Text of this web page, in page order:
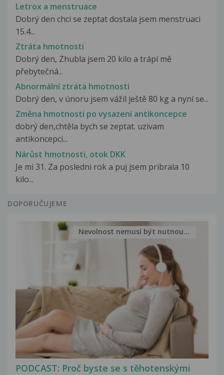
Letrox a menstruace
Dobrý den chci se zeptat dostala jsem menstruaci
15.4...
Ztráta hmotnosti
Dobrý den, Zhubla jsem 20 kilo a trápí mě
přebytečná...
Abnormální ztráta hmotnosti
Dobrý den, v únoru jsem vážil ještě 80 kg a nyní se...
Změna hmotnosti po vysazení antikoncepce
dobrý den,chtěla bych se zeptat. uzivam
antikoncepci...
Nárůst hmotnosti, otok DKK
Je mi 31. Za posledni rok a puj jsem pribrala 10
kilo...
DOPORUČUJEME
PODCAST: Proč byste se s těhotenskými
Nevolnost nemusí být nutnou...